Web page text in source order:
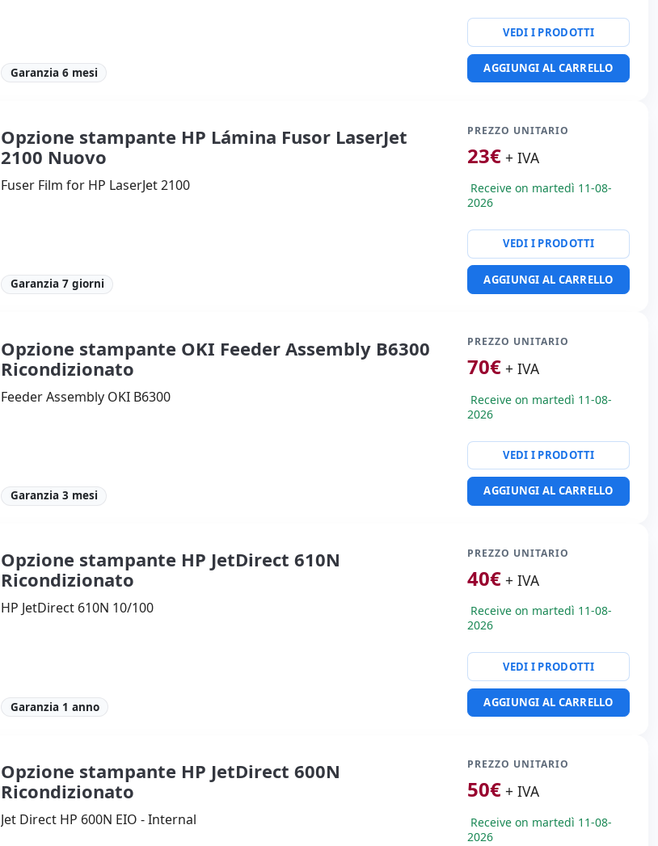
Garanzia 6 mesi
VEDI I PRODOTTI
AGGIUNGI AL CARRELLO
Opzione stampante HP Lámina Fusor LaserJet
2100 Nuovo
Fuser Film for HP LaserJet 2100
Garanzia 7 giorni
PREZZO UNITARIO
23€ + IVA
Receive on martedì 11-08-
2026
VEDI I PRODOTTI
AGGIUNGI AL CARRELLO
Opzione stampante OKI Feeder Assembly B6300
Ricondizionato
Feeder Assembly OKI B6300
Garanzia 3 mesi
PREZZO UNITARIO
70€ + IVA
Receive on martedì 11-08-
2026
VEDI I PRODOTTI
AGGIUNGI AL CARRELLO
Opzione stampante HP JetDirect 610N
Ricondizionato
HP JetDirect 610N 10/100
Garanzia 1 anno
PREZZO UNITARIO
40€ + IVA
Receive on martedì 11-08-
2026
VEDI I PRODOTTI
AGGIUNGI AL CARRELLO
Opzione stampante HP JetDirect 600N
Ricondizionato
Jet Direct HP 600N EIO - Internal
PREZZO UNITARIO
50€ + IVA
Receive on martedì 11-08-
2026